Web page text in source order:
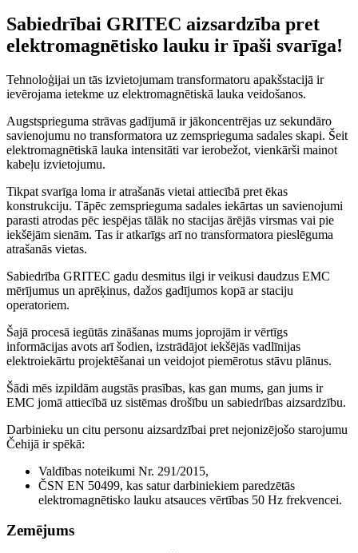
Sabiedrībai GRITEC aizsardzība pret
elektromagnētisko lauku ir īpaši svarīga!
Tehnoloģijai un tās izvietojumam transformatoru apakšstacijā ir
ievērojama ietekme uz elektromagnētiskā lauka veidošanos.
Augstsprieguma strāvas gadījumā ir jākoncentrējas uz sekundāro
savienojumu no transformatora uz zemsprieguma sadales skapi. Šeit
elektromagnētiskā lauka intensitāti var ierobežot, vienkārši mainot
kabeļu izvietojumu.
Tikpat svarīga loma ir atrašanās vietai attiecībā pret ēkas
konstrukciju. Tāpēc zemsprieguma sadales iekārtas un savienojumi
parasti atrodas pēc iespējas tālāk no stacijas ārējās virsmas vai pie
iekšējām sienām. Tas ir atkarīgs arī no transformatora pieslēguma
atrašanās vietas.
Sabiedrība GRITEC gadu desmitus ilgi ir veikusi daudzus EMC
mērījumus un aprēķinus, dažos gadījumos kopā ar staciju
operatoriem.
Šajā procesā iegūtās zināšanas mums joprojām ir vērtīgs
informācijas avots arī šodien, izstrādājot iekšējās vadlīnijas
elektroiekārtu projektēšanai un veidojot piemērotus stāvu plānus.
Šādi mēs izpildām augstās prasības, kas gan mums, gan jums ir
EMC jomā attiecībā uz sistēmas drošību un sabiedrības aizsardzību.
Darbinieku un citu personu aizsardzībai pret nejonizējošo starojumu
Čehijā ir spēkā:
Valdības noteikumi Nr. 291/2015,
ČSN EN 50499, kas satur darbiniekiem paredzētās
elektromagnētisko lauku atsauces vērtības 50 Hz frekvencei.
Zemējums